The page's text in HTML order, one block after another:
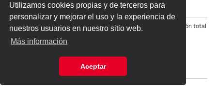
Utilizamos cookies propias y de terceros para
personalizar y mejorar el uso y la experiencia de
nuestros usuarios en nuestro sitio web.
Más información
Aceptar
© 2026 Todos los derechos reservados. Prohibida la reproducción total
o parcial, incluyendo cualquier medio electrónico*